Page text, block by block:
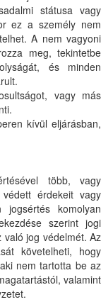
státusa vagy
ez a személy nem
A nem vagyoni
meg, tekintetbe
és minden
vagy más
kívül eljárásban,
több, vagy
érdekeit vagy
komolyan
szerint jogi
való jog védelmét. Az
követelheti, hogy
nem tartotta be az
valamint